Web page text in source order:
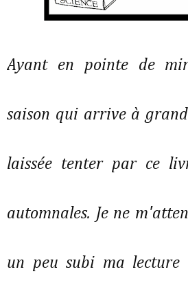
Ayant en pointe de
saison qui arrive à
laissée tenter par ce
automnales. Je ne
un peu subi ma